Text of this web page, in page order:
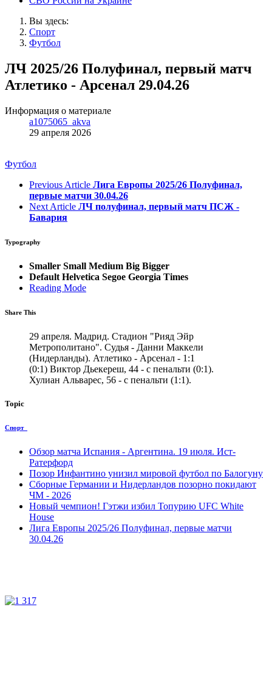
Вы здесь:
Спорт
Футбол
ЛЧ 2025/26 Полуфинал, первый матч
Атлетико - Арсенал 29.04.26
Информация о материале
a1075065_akva
29 апреля 2026
Футбол
Previous Article Лига Европы 2025/26 Полуфинал,
первые матчи 30.04.26
Next Article ЛЧ полуфинал, первый матч ПСЖ -
Бавария
Typography
Smaller Small Medium Big Bigger
Default Helvetica Segoe Georgia Times
Reading Mode
Share This
29 апреля. Мадрид. Стадион "Рияд Эйр
Метрополитано". Судья - Данни Маккели
(Нидерланды). Атлетико - Арсенал - 1:1
(0:1) Виктор Дьекереш, 44 - с пенальти (0:1).
Хулиан Альварес, 56 - с пенальти (1:1).
Topic
Спорт
Обзор матча Испания - Аргентина. 19 июля. Ист-
Ратерфорд
Позор Инфантино унизил мировой футбол по Балогуну
Сборные Германии и Нидерландов позорно покидают
ЧМ - 2026
Новый чемпион! Гэтжи избил Топурию UFC White
House
Лига Европы 2025/26 Полуфинал, первые матчи
30.04.26